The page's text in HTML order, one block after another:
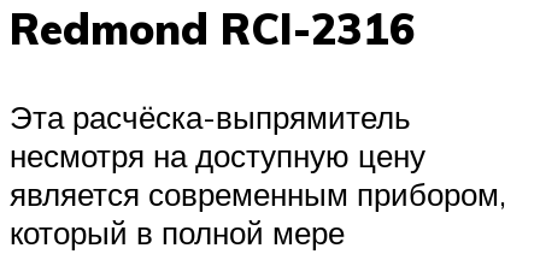
Redmond RCI-2316
Эта расчёска-выпрямитель
несмотря на доступную цену
является современным прибором,
который в полной мере